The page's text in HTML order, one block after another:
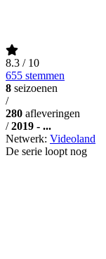
8.3 / 10
655 stemmen
8 seizoenen
/
280 afleveringen
/ 2019 - ...
Netwerk: Videoland
De serie loopt nog